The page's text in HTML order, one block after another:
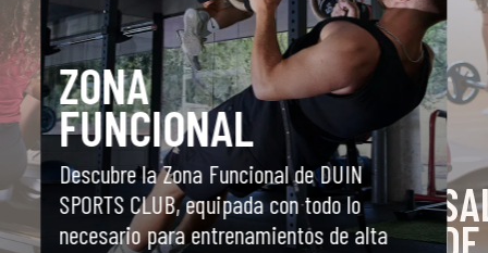
ZONA
FUNCIONAL
Descubre la Zona Funcional de DUIN
SPORTS CLUB, equipada con todo lo
necesario para entrenamientos de alta